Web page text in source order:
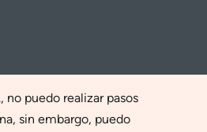
puedo realizar pasos
sin embargo, puedo